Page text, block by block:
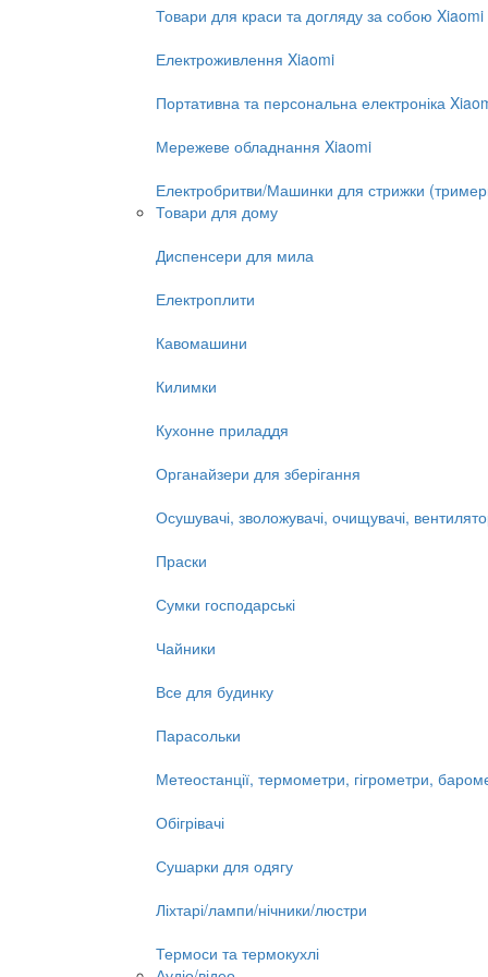
Товари для краси та догляду за собою Xiaomi
Електроживлення Xiaomi
Портативна та персональна електроніка
Мережеве обладнання Xiaomi
Електробритви/Машинки для стрижки
Товари для дому
Диспенсери для мила
Електроплити
Кавомашини
Килимки
Кухонне приладдя
Органайзери для зберігання
Осушувачі, зволожувачі, очищувачі,
Праски
Сумки господарські
Чайники
Все для будинку
Парасольки
Метеостанції, термометри, гігрометри,
Обігрівачі
Сушарки для одягу
Ліхтарі/лампи/нічники/люстри
Термоси та термокухлі